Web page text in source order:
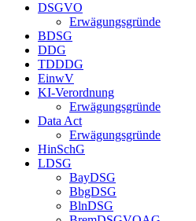
DSGVO
Erwägungsgründe
BDSG
DDG
TDDDG
EinwV
KI-Verordnung
Erwägungsgründe
Data Act
Erwägungsgründe
HinSchG
LDSG
BayDSG
BbgDSG
BlnDSG